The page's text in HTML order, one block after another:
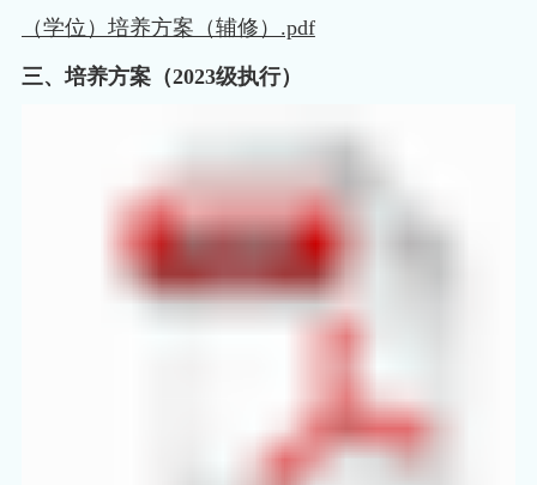
（学位）培养方案（辅修）.pdf
三、培养方案（2023级执行）